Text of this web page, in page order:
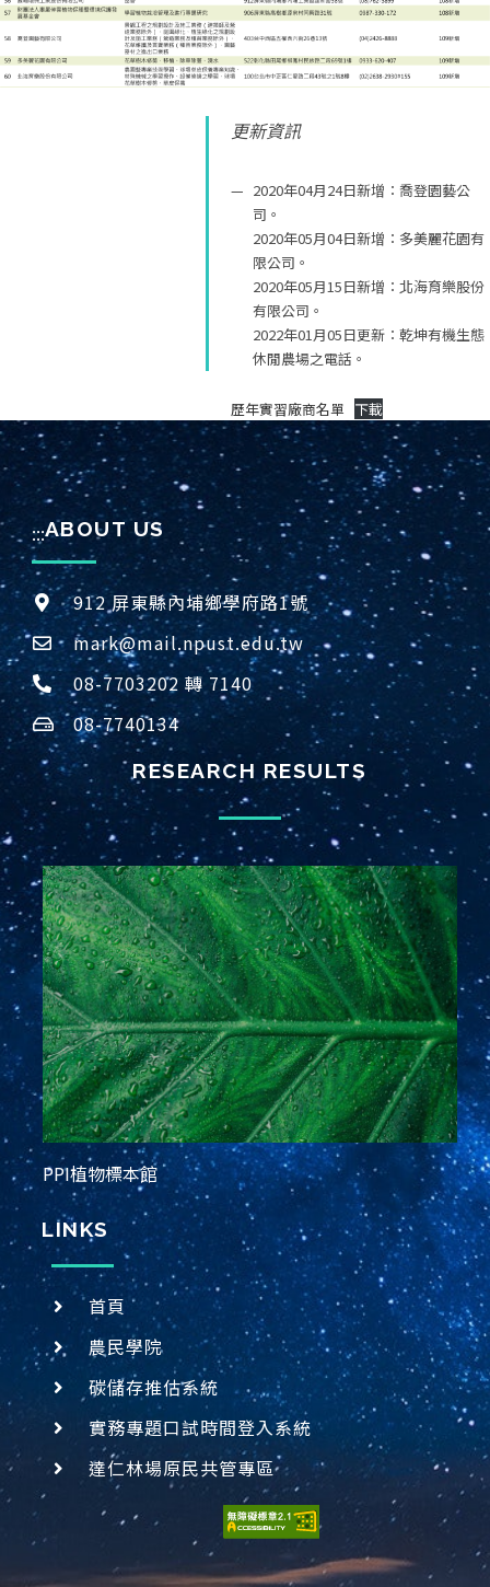
更新資訊
2020年04月24日新增：喬登園藝公
司。
2020年05月04日新增：多美麗花園有
限公司。
2020年05月15日新增：北海育樂股份
有限公司。
2022年01月05日更新：乾坤有機生態
休閒農場之電話。
歷年實習廠商名單 下載
:::ABOUT US
912 屏東縣內埔鄉學府路1號
mark@mail.npust.edu.tw
08-7703202 轉 7140
08-7740134
RESEARCH RESULTS
PPI植物標本館
LINKS
首頁
農民學院
碳儲存推估系統
實務專題口試時間登入系統
達仁林場原民共管專區